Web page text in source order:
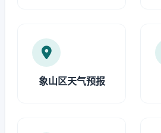
象山区天气预报